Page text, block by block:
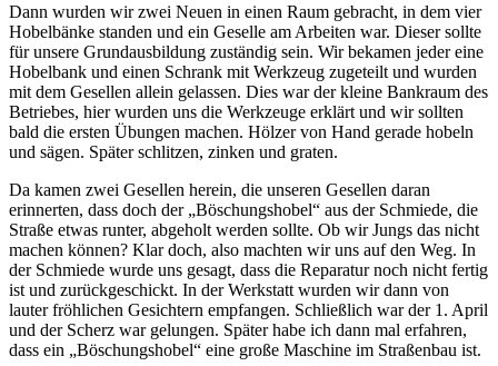
Dann wurden wir zwei Neuen in einen Raum gebracht, in dem vier
Hobelbänke standen und ein Geselle am Arbeiten war. Dieser sollte
für unsere Grundausbildung zuständig sein. Wir bekamen jeder eine
Hobelbank und einen Schrank mit Werkzeug zugeteilt und wurden
mit dem Gesellen allein gelassen. Dies war der kleine Bankraum des
Betriebes, hier wurden uns die Werkzeuge erklärt und wir sollten
bald die ersten Übungen machen. Hölzer von Hand gerade hobeln
und sägen. Später schlitzen, zinken und graten.
Da kamen zwei Gesellen herein, die unseren Gesellen daran
erinnerten, dass doch der Böschungshobel
aus der Schmiede, die
Straße etwas runter, abgeholt werden sollte. Ob wir Jungs das nicht
machen können? Klar doch, also machten wir uns auf den Weg. In
der Schmiede wurde uns gesagt, dass die Reparatur noch nicht fertig
ist und zurückgeschickt. In der Werkstatt wurden wir dann von
lauter fröhlichen Gesichtern empfangen. Schließlich war der 1. April
und der Scherz war gelungen. Später habe ich dann mal erfahren,
dass ein
Böschungshobel
eine große Maschine im Straßenbau ist.